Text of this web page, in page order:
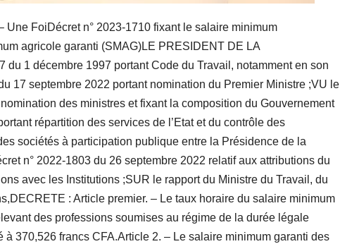
FoiDécret n° 2023-1710 fixant le salaire minimum
agricole garanti (SMAG)LE PRESIDENT DE LA
1 décembre 1997 portant Code du Travail, notamment en son
17 septembre 2022 portant nomination du Premier Ministre ;VU le
des ministres et fixant la composition du Gouvernement
répartition des services de l’Etat et du contrôle des
sociétés à participation publique entre la Présidence de la
n° 2022-1803 du 26 septembre 2022 relatif aux attributions du
avec les Institutions ;SUR le rapport du Ministre du Travail, du
: Article premier. – Le taux horaire du salaire minimum
des professions soumises au régime de la durée légale
370,526 francs CFA.Article 2. – Le salaire minimum garanti des